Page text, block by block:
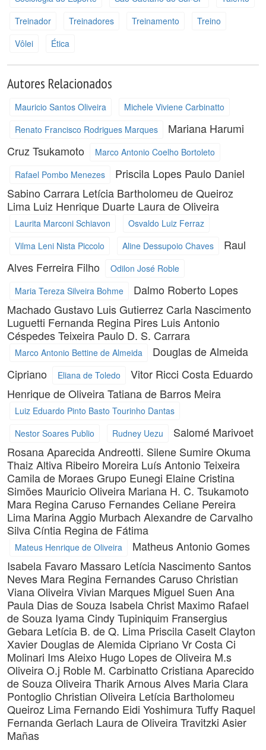
Treinador
Treinadores Treinamento
Treino
Vôlei
Ética
Autores Relacionados
Mauricio Santos Oliveira
Michele Viviene Carbinatto
Renato Francisco Rodrigues Marques
Mariana Harumi
Cruz Tsukamoto
Marco Antonio Coelho Bortoleto
Rafael Pombo Menezes
Priscila Lopes Paulo Daniel
Sabino Carrara Letícia Bartholomeu de Queiroz
Lima Luiz Henrique Duarte Laura de Oliveira
Laurita Marconi Schiavon
Osvaldo Luiz Ferraz
Vilma Leni Nista Piccolo
Aline Dessupoio Chaves
Raul
Alves Ferreira Filho
Odilon José Roble
Maria Tereza Silveira Bohme
Dalmo Roberto Lopes
Machado Gustavo Luis Gutierrez Carla Nascimento
Luguetti Fernanda Regina Pires Luis Antonio
Céspedes Teixeira Paulo D. S. Carrara
Marco Antonio Bettine de Almeida
Douglas de Almeida
Cipriano
Eliana de Toledo Vitor Ricci Costa Eduardo
Henrique de OliveiraTatiana de Barros Meira
Luiz Eduardo Pinto Basto Tourinho Dantas
Nestor Soares Publio
Rudney Uezu
Salomé Marivoet
Rosana Aparecida Andreotti. Silene Sumire Okuma
Thaiz Altiva Ribeiro Moreira Luís Antonio Teixeira
Camila de MoraesGrupo Eunegi Elaine Cristina
Simões Mauricio Oliveira Mariana H. C. Tsukamoto
Mara Regina Caruso Fernandes Celiane Pereira
Lima Marina Aggio Murbach Alexandre de Carvalho
Silva Cíntia Regina de Fátima
Mateus Henrique de Oliveira
Matheus Antonio Gomes
Isabela Favaro Massaro Letícia Nascimento Santos
Neves Mara Regina Fernandes Caruso Christian
Viana OliveiraVivian Marques Miguel Suen Ana
Paula Dias de Souza Isabela Christ Maximo Rafael
de Souza Iyama Cindy Tupiniquim Fransergius
Gebara Letícia B. de Q. Lima Priscila Caselt Clayton
Xavier Douglas de Alemida Cipriano Vr Costa Ci
Molinari Ims Aleixo Hugo Lopes de Oliveira M.s
OliveiraO.j Roble M. Carbinatto Cristiana Aparecido
de Souza OliveiraTharik Arnous Alves Maria Clara
Pontoglio Christian Oliveira Letícia Bartholomeu
Queiroz Lima Fernando Eidi YoshimuraTuffy Raquel
Fernanda Gerlach Laura de Oliveira Travitzki Asier
Mañas